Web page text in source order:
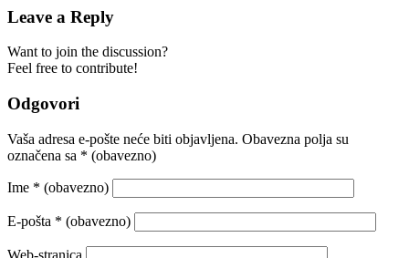
Leave a Reply
Want to join the discussion?
Feel free to contribute!
Odgovori
Vaša adresa e-pošte neće biti objavljena. Obavezna polja su
označena sa * (obavezno)
Ime * (obavezno)
E-pošta * (obavezno)
Web-stranica